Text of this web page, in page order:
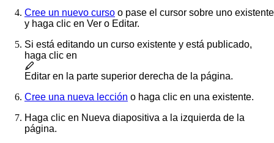
Cree un nuevo curso o pase el cursor sobre uno existente
y haga clic en Ver o Editar.
Si está editando un curso existente y está publicado,
haga clic en
Editar en la parte superior derecha de la página.
Cree una nueva lección o haga clic en una existente.
Haga clic en Nueva diapositiva a la izquierda de la
página.